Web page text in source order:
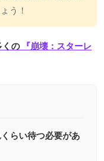
う！
くの
『崩壊：スターレ
らい待つ必要があ